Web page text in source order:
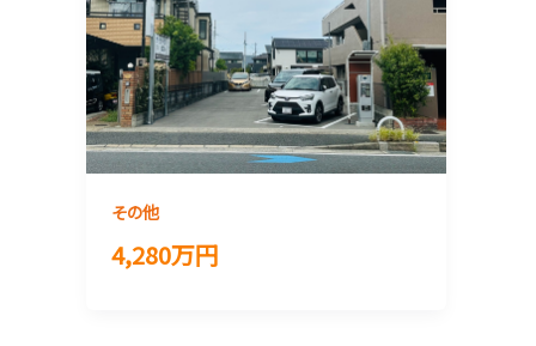
その他
4,280万円